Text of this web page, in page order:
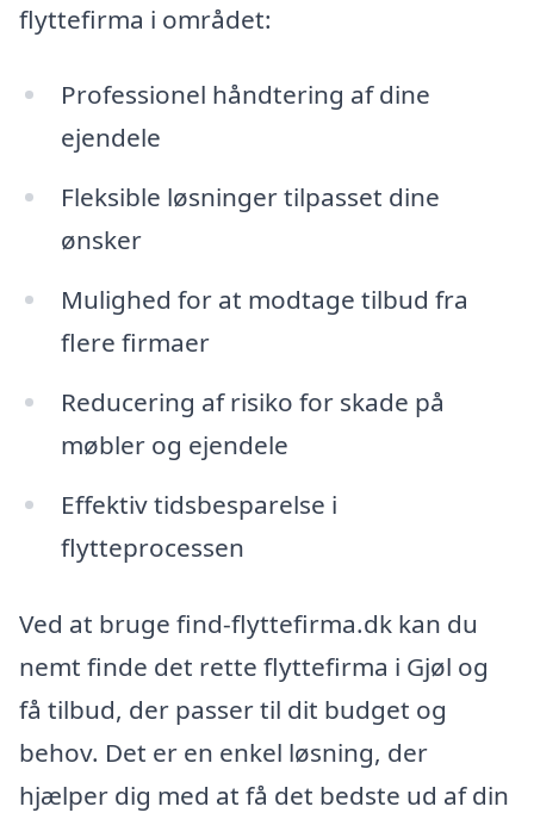
flyttefirma i området:
Professionel håndtering af dine
ejendele
Fleksible løsninger tilpasset dine
ønsker
Mulighed for at modtage tilbud fra
flere firmaer
Reducering af risiko for skade på
møbler og ejendele
Effektiv tidsbesparelse i
flytteprocessen
Ved at bruge find-flyttefirma.dk kan du
nemt finde det rette flyttefirma i Gjøl og
få tilbud, der passer til dit budget og
behov. Det er en enkel løsning, der
hjælper dig med at få det bedste ud af din